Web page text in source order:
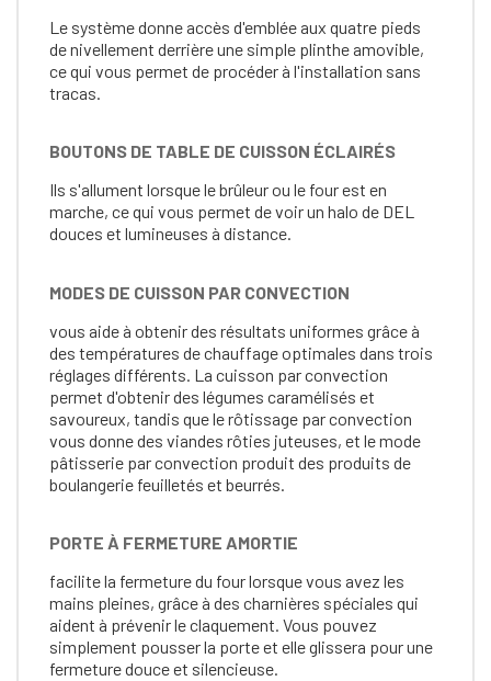
Le système donne accès d'emblée aux quatre pieds
de nivellement derrière une simple plinthe amovible,
ce qui vous permet de procéder à l'installation sans
tracas.
BOUTONS DE TABLE DE CUISSON ÉCLAIRÉS
Ils s'allument lorsque le brûleur ou le four est en
marche, ce qui vous permet de voir un halo de DEL
douces et lumineuses à distance.
MODES DE CUISSON PAR CONVECTION
vous aide à obtenir des résultats uniformes grâce à
des températures de chauffage optimales dans trois
réglages différents. La cuisson par convection
permet d'obtenir des légumes caramélisés et
savoureux, tandis que le rôtissage par convection
vous donne des viandes rôties juteuses, et le mode
pâtisserie par convection produit des produits de
boulangerie feuilletés et beurrés.
PORTE À FERMETURE AMORTIE
facilite la fermeture du four lorsque vous avez les
mains pleines, grâce à des charnières spéciales qui
aident à prévenir le claquement. Vous pouvez
simplement pousser la porte et elle glissera pour une
fermeture douce et silencieuse.